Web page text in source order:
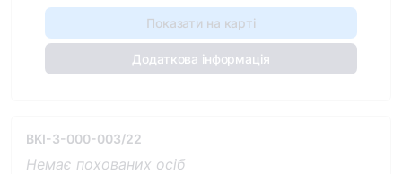
Показати на карті
Додаткова інформація
BKI-3-000-003/22
Немає похованих осіб